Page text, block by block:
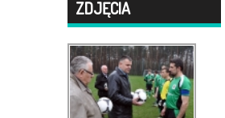
ZDJĘCIA